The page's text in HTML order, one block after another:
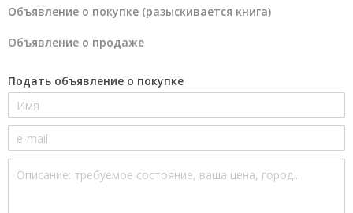
Объявление о покупке (разыскивается книга)
Объявление о продаже
Подать объявление о покупке